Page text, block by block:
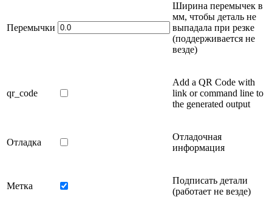
Перемычки
Ширина перемычек в
мм, чтобы деталь не
выпадала при резке
(поддерживается не
везде)
qr_code
Add a QR Code with
link or command line to
the generated output
Отладка
Отладочная
информация
Метка
Подписать детали
(работает не везде)